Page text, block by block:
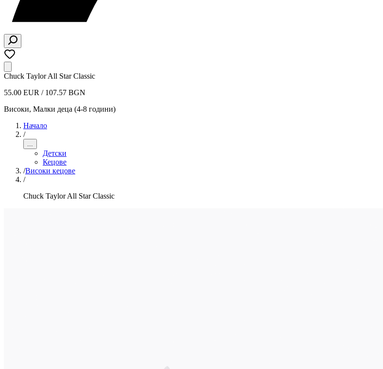
Chuck Taylor All Star Classic
55.00 EUR / 107.57 BGN
Високи, Малки деца (4-8 години)
Начало
/
...
Детски
Кецове
/Високи кецове
/
Chuck Taylor All Star Classic